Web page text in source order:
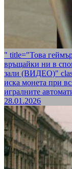
" title="Това
връщайки ни в
зали (ВИДЕО)"
иска монета при
игралните
28.01.2026